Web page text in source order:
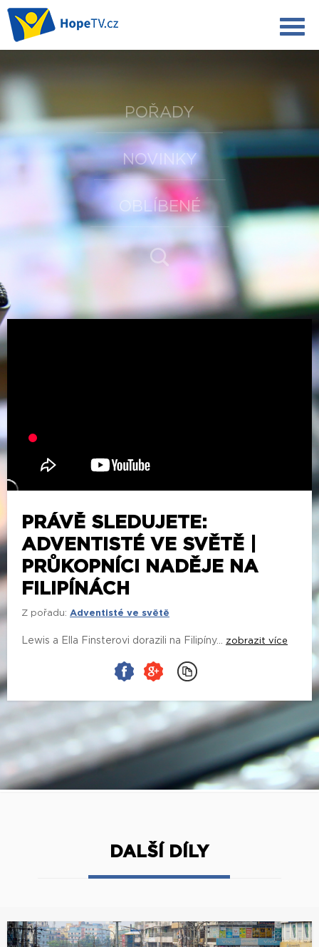
POŘADY
NOVINKY
OBLÍBENÉ
PRÁVĚ SLEDUJETE:
ADVENTISTÉ VE SVĚTĚ |
PRŮKOPNÍCI NADĚJE NA
FILIPÍNÁCH
Z pořadu: Adventisté ve světě
Lewis a Ella Finsterovi dorazili na Filipíny... zobrazit více
DALŠÍ DÍLY